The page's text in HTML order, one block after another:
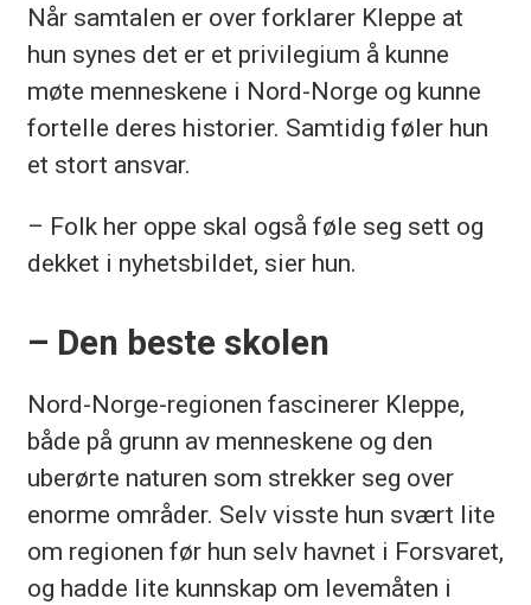
Når samtalen er over forklarer Kleppe at
hun synes det er et privilegium å kunne
møte menneskene i Nord-Norge og kunne
fortelle deres historier. Samtidig føler hun
et stort ansvar.
– Folk her oppe skal også føle seg sett og
dekket i nyhetsbildet, sier hun.
– Den beste skolen
Nord-Norge-regionen fascinerer Kleppe,
både på grunn av menneskene og den
uberørte naturen som strekker seg over
enorme områder. Selv visste hun svært lite
om regionen før hun selv havnet i Forsvaret,
og hadde lite kunnskap om levemåten i